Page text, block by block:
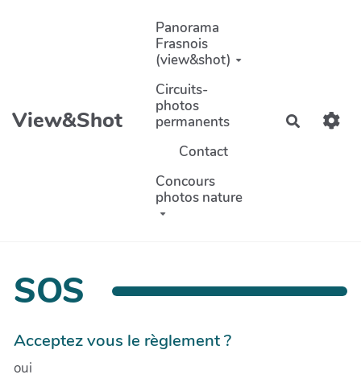
Aller au contenu principal
View&Shot
Panorama
Frasnois
(view&shot)
Circuits-
photos
permanents
Contact
Concours
photos nature
SOS
Acceptez vous le règlement ?
oui